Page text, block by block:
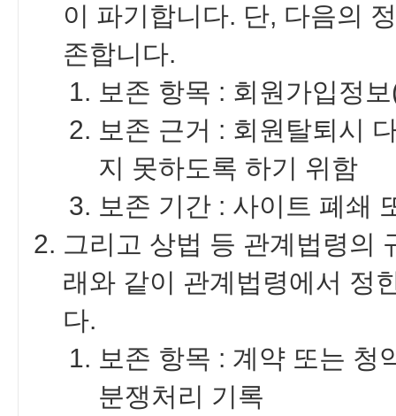
이 파기합니다. 단, 다음의
존합니다.
보존 항목 : 회원가입정
보존 근거 : 회원탈퇴시
지 못하도록 하기 위함
보존 기간 : 사이트 폐쇄
그리고 상법 등 관계법령의
래와 같이 관계법령에서 정
다.
보존 항목 : 계약 또는 청
분쟁처리 기록